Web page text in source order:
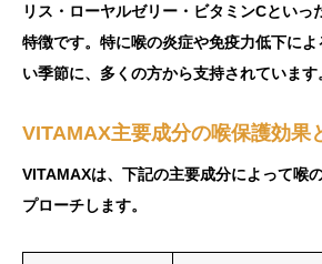
リス・ローヤルゼリー・ビタミンCといっ
特徴です。特に喉の炎症や免疫力低下に
い季節に、多くの方から支持されています
VITAMAX主要成分の喉保護効果
VITAMAXは、下記の主要成分によって喉
プローチします。